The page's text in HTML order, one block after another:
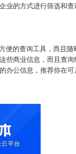
业的方式进行筛选和查
的查询工具，而且随
些商业信息，而且查
办公信息，推荐你在可